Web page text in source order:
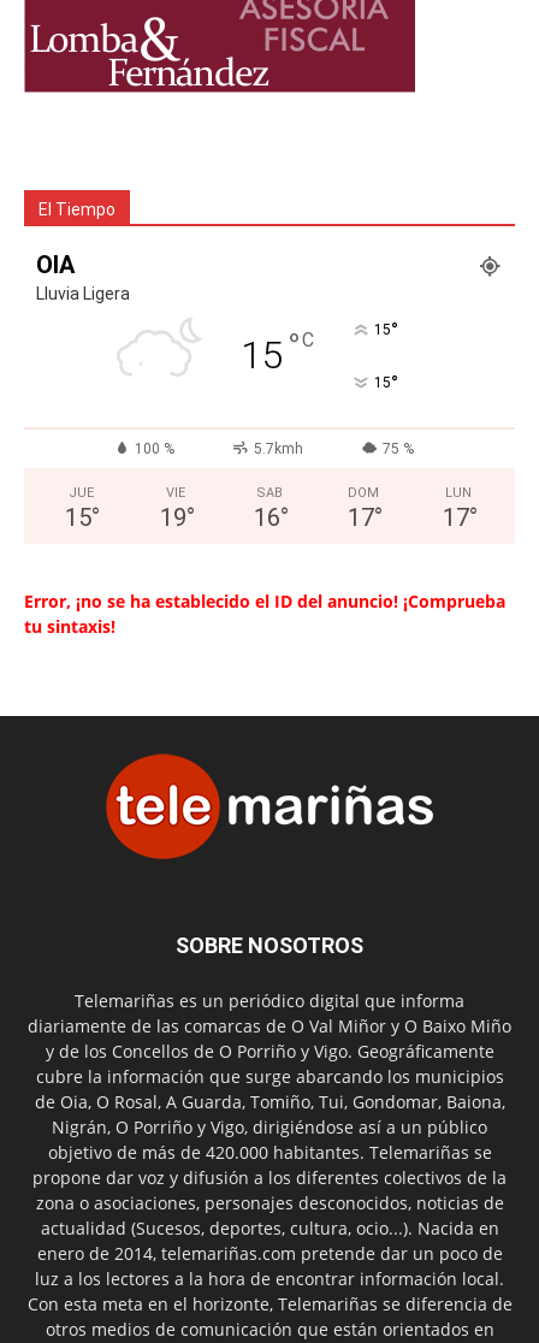
El Tiempo
OIA
Lluvia Ligera
15 °C 15°
15°
100 % 5.7kmh 75 %
JUE
15°
VIE
19°
SAB
16°
DOM
17°
LUN
17°
Error, ¡no se ha establecido el ID del anuncio! ¡Comprueba
tu sintaxis!
SOBRE NOSOTROS
Telemariñas es un periódico digital que informa
diariamente de las comarcas de O Val Miñor y O Baixo Miño
y de los Concellos de O Porriño y Vigo. Geográficamente
cubre la información que surge abarcando los municipios
de Oia, O Rosal, A Guarda, Tomiño, Tui, Gondomar, Baiona,
Nigrán, O Porriño y Vigo, dirigiéndose así a un público
objetivo de más de 420.000 habitantes. Telemariñas se
propone dar voz y difusión a los diferentes colectivos de la
zona o asociaciones, personajes desconocidos, noticias de
actualidad (Sucesos, deportes, cultura, ocio...). Nacida en
enero de 2014, telemariñas.com pretende dar un poco de
luz a los lectores a la hora de encontrar información local.
Con esta meta en el horizonte, Telemariñas se diferencia de
otros medios de comunicación que están orientados en